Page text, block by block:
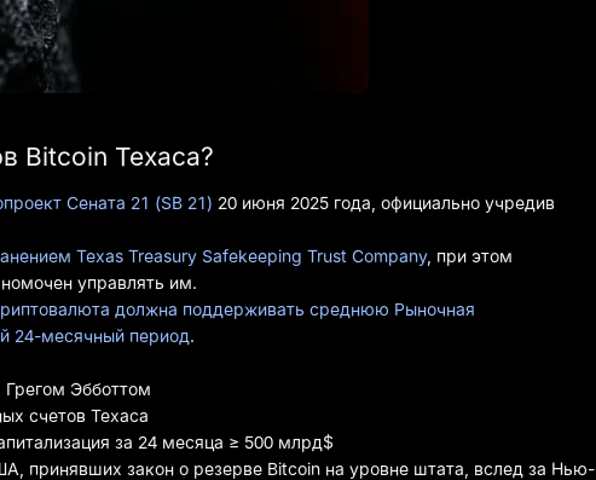
Bitcoin Техаса?
Сената 21 (SB 21) 20 июня 2025 года, официально учредив
Texas Treasury Safekeeping Trust Company, при этом
управлять им.
должна поддерживать среднюю Рыночная
24-месячный период.
Грегом Эбботтом
счетов Техаса
за 24 месяца ≥ 500 млрд$
принявших закон о резерве Bitcoin на уровне штата, вслед за Нью-